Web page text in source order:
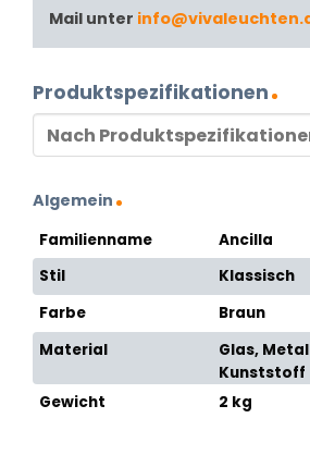
Mail unter
Produktspezifikationen
Algemein
Familienname
Ancilla
Stil
Klassisch
Farbe
Braun
Material
Glas,
Kunststoff
Gewicht
2 kg